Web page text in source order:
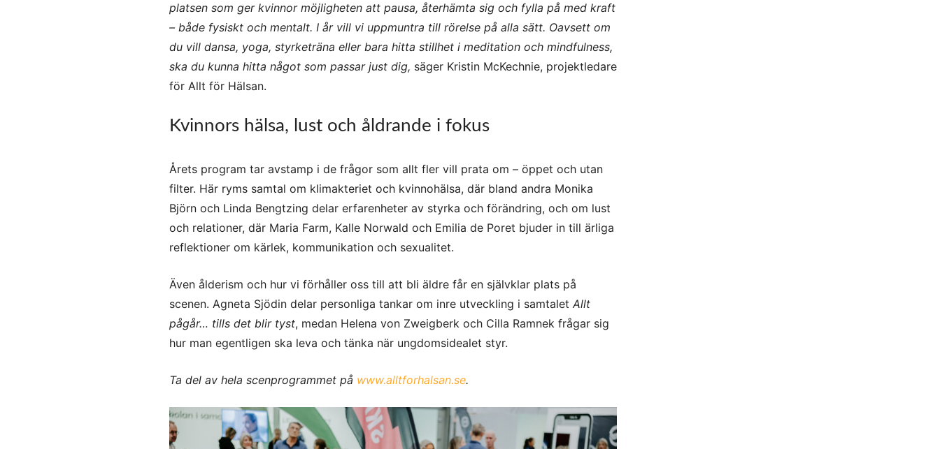
platsen som ger kvinnor möjligheten att pausa, återhämta sig och fylla på med kraft
– både fysiskt och mentalt. I år vill vi uppmuntra till rörelse på alla sätt. Oavsett om
du vill dansa, yoga, styrketräna eller bara hitta stillhet i meditation och mindfulness,
ska du kunna hitta något som passar just dig, säger Kristin McKechnie, projektledare
för Allt för Hälsan.
Kvinnors hälsa, lust och åldrande i fokus
Årets program tar avstamp i de frågor som allt fler vill prata om – öppet och utan
filter. Här ryms samtal om klimakteriet och kvinnohälsa, där bland andra Monika
Björn och Linda Bengtzing delar erfarenheter av styrka och förändring, och om lust
och relationer, där Maria Farm, Kalle Norwald och Emilia de Poret bjuder in till ärliga
reflektioner om kärlek, kommunikation och sexualitet.
Även ålderism och hur vi förhåller oss till att bli äldre får en självklar plats på
scenen. Agneta Sjödin delar personliga tankar om inre utveckling i samtalet Allt
pågår… tills det blir tyst, medan Helena von Zweigberk och Cilla Ramnek frågar sig
hur man egentligen ska leva och tänka när ungdomsidealet styr.
Ta del av hela scenprogrammet på www.alltforhalsan.se.